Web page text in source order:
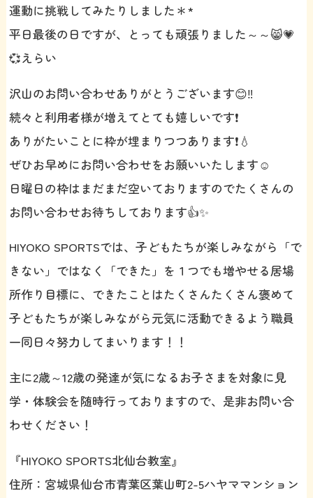
運動に挑戦してみたりしました＊*
平日最後の日ですが、とっても頑張りました～～😸💗
💞えらい
沢山のお問い合わせありがとうございます😊‼️
続々と利用者様が増えてとても嬉しいです❗️
ありがたいことに枠が埋まりつつあります❗️💧
ぜひお早めにお問い合わせをお願いいたします☺️
日曜日の枠はまだまだ空いておりますのでたくさんの
お問い合わせお待ちしております👍✨
HIYOKO SPORTSでは、子どもたちが楽しみながら「で
きない」ではなく「できた」を１つでも増やせる居場
所作り目標に、できたことはたくさんたくさん褒めて
子どもたちが楽しみながら元気に活動できるよう職員
一同日々努力してまいります！！
主に2歳～12歳の発達が気になるお子さまを対象に見
学・体験会を随時行っておりますので、是非お問い合
わせください！
『HIYOKO SPORTS北仙台教室』
住所：宮城県仙台市青葉区葉山町2-5ハヤママンション